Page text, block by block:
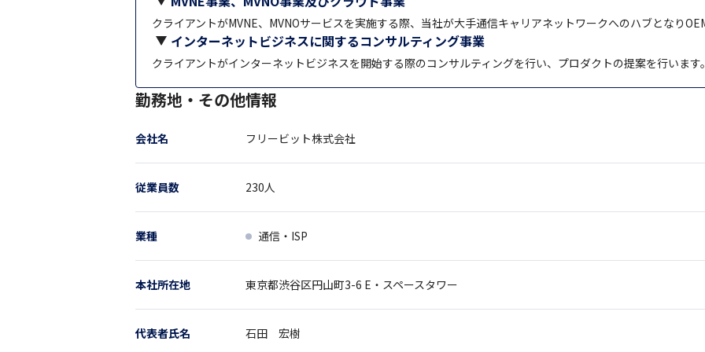
クライアントがMVNE、MVNOサービスを実施する際、当社が大手通信キャリアネットワークへのハブとなり
インターネットビジネスに関するコンサルティング事業
クライアントがインターネットビジネスを開始する際のコンサルティングを行い、プロダクトの提案を行います。
勤務地・その他情報
会社名 フリービット株式会社
従業員数 230人
業種 通信・ISP
本社所在地 東京都渋谷区円山町3-6 E・スペースタワー
代表者氏名 石田 宏樹